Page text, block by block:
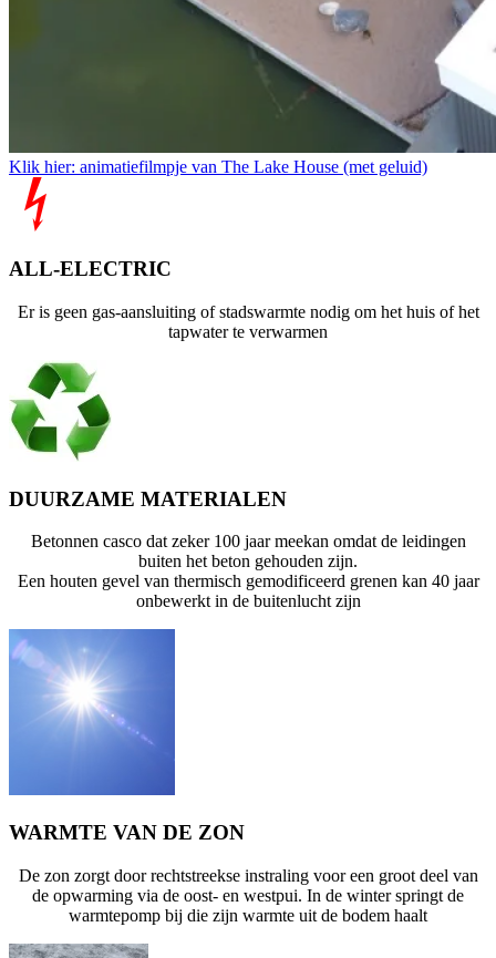
Klik hier: animatiefilmpje van The Lake House (met geluid)
ALL-ELECTRIC
Er is geen gas-aansluiting of stadswarmte nodig om het huis of het
tapwater te verwarmen
DUURZAME MATERIALEN
Betonnen casco dat zeker 100 jaar meekan omdat de leidingen
buiten het beton gehouden zijn.
Een houten gevel van thermisch gemodificeerd grenen kan 40 jaar
onbewerkt in de buitenlucht zijn
WARMTE VAN DE ZON
De zon zorgt door rechtstreekse instraling voor een groot deel van
de opwarming via de oost- en westpui. In de winter springt de
warmtepomp bij die zijn warmte uit de bodem haalt